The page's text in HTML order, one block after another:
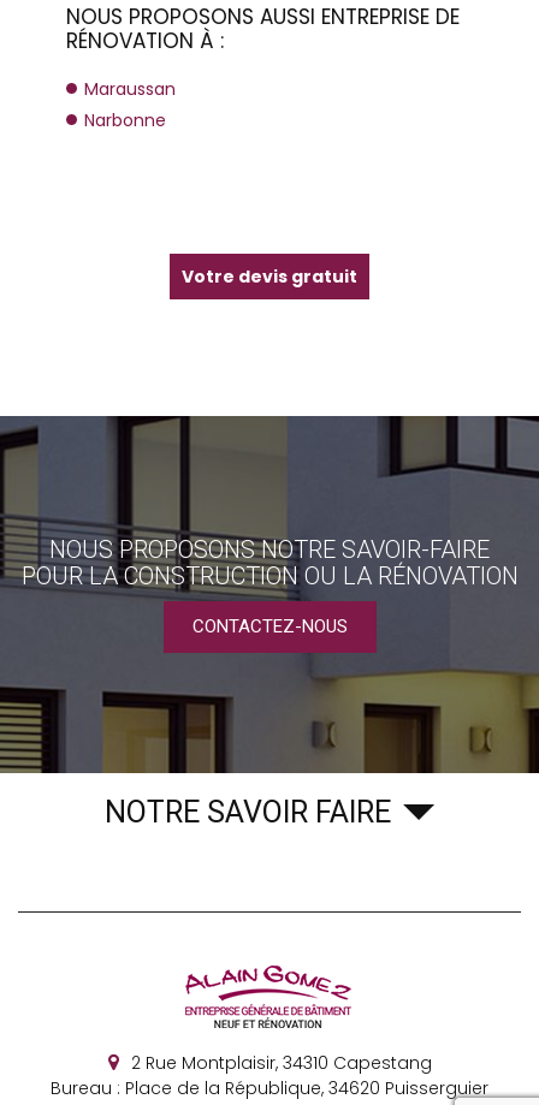
NOUS PROPOSONS AUSSI ENTREPRISE DE
RÉNOVATION À :
Maraussan
Narbonne
Votre devis gratuit
NOUS PROPOSONS NOTRE SAVOIR-FAIRE
POUR LA CONSTRUCTION OU LA RÉNOVATION
CONTACTEZ-NOUS
NOTRE SAVOIR FAIRE
2 Rue Montplaisir, 34310 Capestang
Bureau : Place de la République, 34620 Puisserguier